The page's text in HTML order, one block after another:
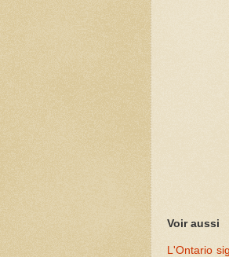
Voir aussi
L'Ontario